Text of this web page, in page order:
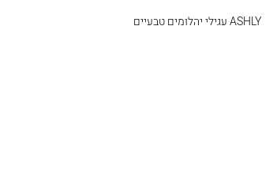
ASHLY עגילי יהלומים טבעיים